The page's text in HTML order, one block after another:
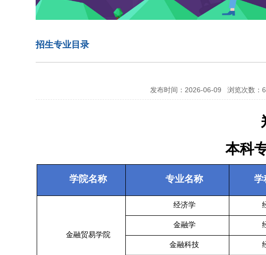
招生专业目录
发布时间：2026-06-09 浏览次数：
本科
学院名称 专业名称 学
金融贸易学院
经济学
金融学
金融科技